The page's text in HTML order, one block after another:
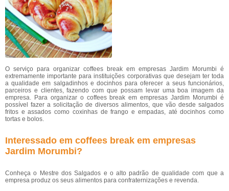
O serviço para organizar coffees break em empresas Jardim Morumbi é
extremamente importante para instituições corporativas que desejam ter toda
a qualidade em salgadinhos e docinhos para oferecer a seus funcionários,
parceiros e clientes, fazendo com que possam levar uma boa imagem da
empresa. Para organizar o coffees break em empresas Jardim Morumbi é
possível fazer a solicitação de diversos alimentos, que vão desde salgados
fritos e assados como coxinhas de frango e empadas, até docinhos como
tortas e bolos.
Interessado em coffees break em empresas
Jardim Morumbi?
Conheça o Mestre dos Salgados e o alto padrão de qualidade com que a
empresa produz os seus alimentos para confraternizações e revenda.